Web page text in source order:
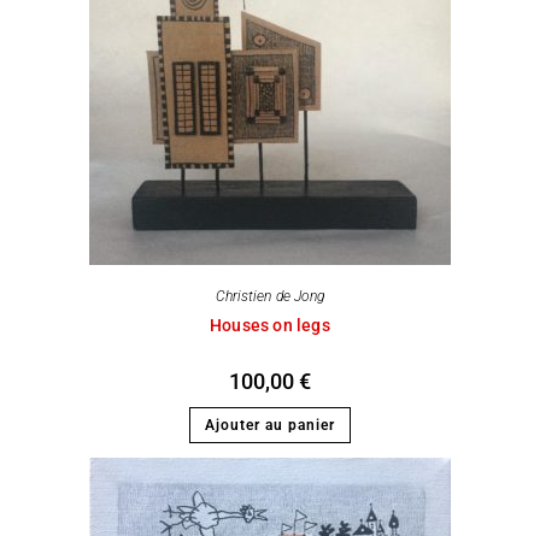
Christien de Jong
Houses on legs
100,00€
Ajouter au panier